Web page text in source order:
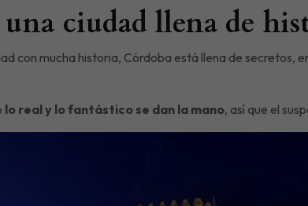
ciudad llena de
con mucha historia, Córdoba está llena de secretos,
lo real y lo fantástico se dan la mano, así que el